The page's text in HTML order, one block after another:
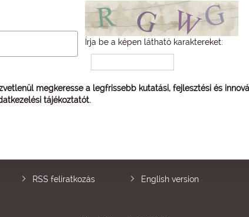
Írja be a képen látható karaktereket:
megkeresse a legfrissebb kutatási, fejlesztési és
tájékoztatót.
RSS feliratkozás English version